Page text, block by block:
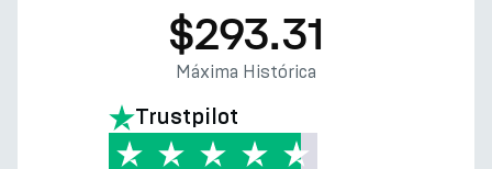
$293.31
Máxima Histórica
Trustpilot